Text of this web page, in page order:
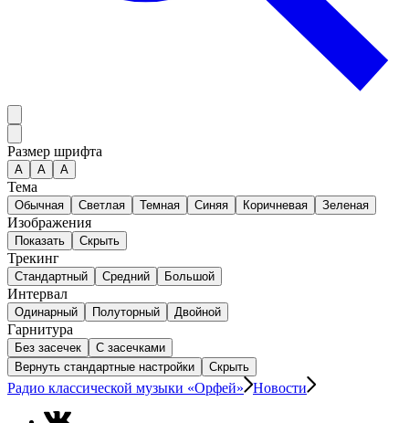
Размер шрифта
А A A
Тема
Обычная Светлая Темная Синяя Коричневая Зеленая
Изображения
Показать Скрыть
Трекинг
Стандартный Средний Большой
Интервал
Одинарный Полуторный Двойной
Гарнитура
Без засечек
С засечками
Вернуть стандартные настройки
Скрыть
Радио классической музыки «Орфей» Новости